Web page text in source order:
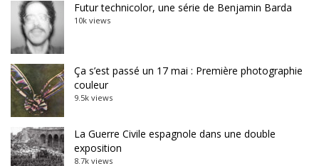
Futur technicolor, une série de Benjamin Barda
10k views
Ça s’est passé un 17 mai : Première photographie
couleur
9.5k views
La Guerre Civile espagnole dans une double
exposition
8.7k views